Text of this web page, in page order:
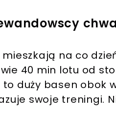
mieszkają na co
40 min lotu od
duży basen obok
swoje treningi.